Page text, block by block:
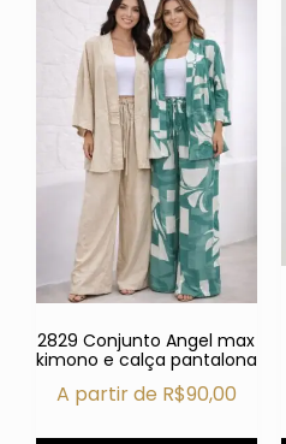
2829 Conjunto Angel max
kimono e calça pantalona
A partir de R$90,00